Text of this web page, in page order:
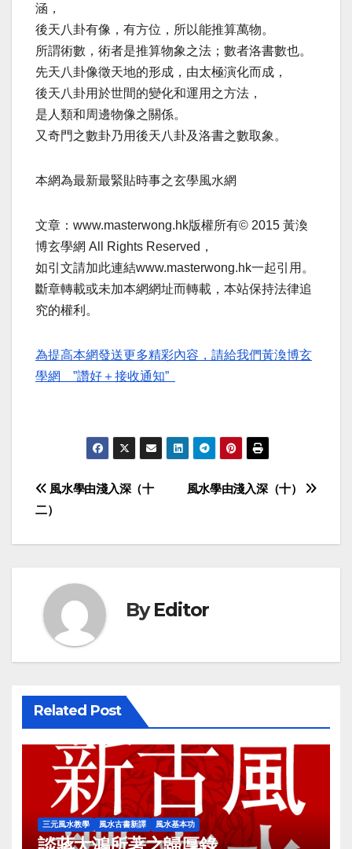
涵，
後天八卦有像，有方位，所以能推算萬物。
所謂術數，術者是推算物象之法；數者洛書數也。
先天八卦像徵天地的形成，由太極演化而成，
後天八卦用於世間的變化和運用之方法，
是人類和周邊物像之關係。
又奇門之數卦乃用後天八卦及洛書之數取象。
本網為最新最緊貼時事之玄學風水網
文章：www.masterwong.hk版權所有© 2015 黃渙
博玄學網 All Rights Reserved，
如引文請加此連結www.masterwong.hk一起引用。
斷章轉載或未加本網網址而轉載，本站保持法律追
究的權利。
為提高本網發送更多精彩內容，請給我們黃渙博玄
學網 ”讚好＋接收通知”
Post
navigation
風水學由淺入深（十）
風水學由淺入深（十
二）
ByEditor
Related Post
三元風水教學 風水古書新譯 風水基本功